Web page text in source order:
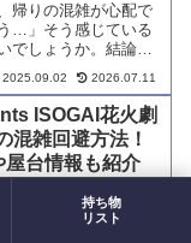
帰りの混雑が心配で
…」そう感じている
でしょうか。結論か
場選びと時間帯の工
感は大きく変わりま
サテライト会場・ア
まで、...
2025.09.02 2026.07.11
ISOGAI花火劇
混雑回避方法！
屋台情報も紹介
今年は開催される
で買える？会場外か
？」そうお考えの方
持ち物
リスト